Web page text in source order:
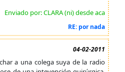
Enviado por: CLARA (ni) desde aca
RE: por nada
04-02-2011
a una colega suya de la radio